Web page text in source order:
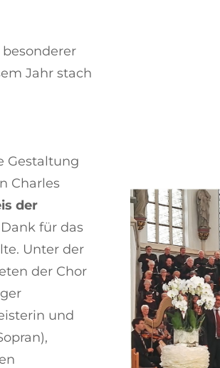
Jahr stach
Gestaltung
Charles
der
für das
Unter der
der Chor
und